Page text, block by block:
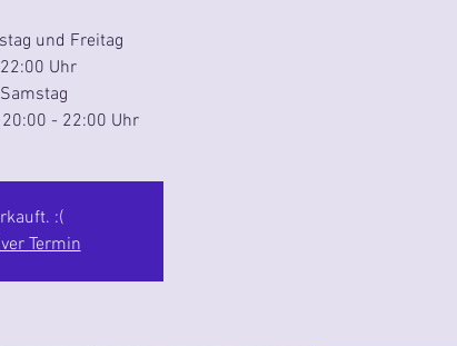
und Freitag
Uhr
- 22:00 Uhr
:(
Termin